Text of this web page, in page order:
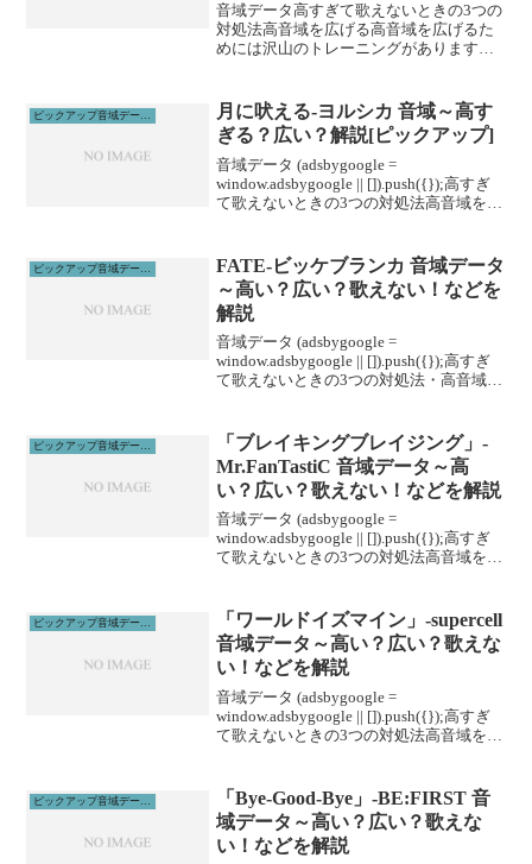
音域データ高すぎて歌えないときの3つの
対処法高音域を広げる高音域を広げるた
めには沢山のトレーニングがあります。
向くよりも下を向いて歌った方が出やす
いです。マイクと首の...
月に吠える-ヨルシカ 音域～高す
ぎる？広い？解説[ピックアップ]
音域データ (adsbygoogle =
window.adsbygoogle || []).push({});高すぎ
て歌えないときの3つの対処法高音域を広
ルに通うこと...
FATE-ビッケブランカ 音域データ
～高い？広い？歌えない！などを
解説
音域データ (adsbygoogle =
window.adsbygoogle || []).push({});高すぎ
て歌えないときの3つの対処法・高音域を
メージ3、...
ピックアップ音域データ解説
「ブレイキングブレイジング」-
Mr.FanTastiC 音域データ～高
い？広い？歌えない！などを解説
音域データ (adsbygoogle =
window.adsbygoogle || []).push({});高すぎ
て歌えないときの3つの対処法高音域を広
ルに通うこと...
ピックアップ音域データ解説
「ワールドイズマイン」-supercell
音域データ～高い？広い？歌えな
い！などを解説
音域データ (adsbygoogle =
window.adsbygoogle || []).push({});高すぎ
て歌えないときの3つの対処法高音域を広
ルに通うこと...
「Bye-Good-Bye」-BE:FIRST 音
域データ～高い？広い？歌えな
い！などを解説